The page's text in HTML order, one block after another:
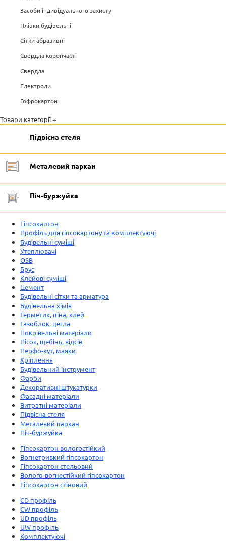
Засоби індивідуального захисту
Плівки будівельні
Сітки абразивні
Свердла корончасті
Свердла
Електроди
Гофрокартон
Товари категорії +
Підвісна стеля
Металевий паркан
Піч-буржуйка
Гіпсокартон
Профіль для гіпсокартону та комплектуючі
Будівельні суміші
Утеплювачі
OSB
Брус
Клейові суміші
Цемент
Будівельні сітки та арматура
Будівельна хімія
Герметик, піна, клей
Газоблок, цегла
Покрівельні матеріали
Пісок, щебінь, відсів
Перфо-кут, маяки
Кріплення
Будівельний інструмент
Фарби
Декоративні штукатурки
Фасадні матеріали
Витратні матеріали
Підвісна стеля
Металевий паркан
Піч-буржуйка
Гіпсокартон вологостійкий
Вогнетривкий гіпсокартон
Гіпсокартон стельовий
Волого-вогнестійкий гіпсокартон
Гіпсокартон стіновий
CD профіль
CW профіль
UD профіль
UW профіль
Комплектуючі